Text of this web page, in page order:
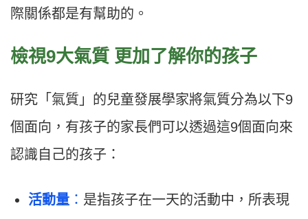
際關係都是有幫助的。
檢視9大氣質 更加了解你的孩子
研究「氣質」的兒童發展學家將氣質分為以下9
個面向，有孩子的家長們可以透過這9個面向來
認識自己的孩子：
活動量 ： 是指孩子在一天的活動中，所表現